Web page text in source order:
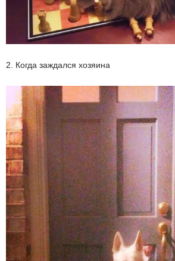
2. Когда заждался хозяина